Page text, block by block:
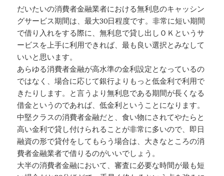
だいたいの消費者金融業者における無利息のキャッシン
グサービス期間は、最大30日程度です。非常に短い期間
で借り入れをする際に、無利息で貸し出しＯＫというサ
ービスを上手に利用できれば、最も良い選択とみなして
いいと思います。
あらゆる消費者金融が高水準の金利設定となっているの
ではなく、場合に応じて銀行よりもっと低金利で利用で
きたりします。と言うより無利息である期間が長くなる
借金というのであれば、低金利ということになります。
中堅クラスの消費者金融だと、食い物にされてやたらと
高い金利で貸し付けられることが非常に多いので、即日
融資の形で貸付をしてもらう場合は、大きなところの消
費者金融業者で借りるのがいいでしょう。
大半の消費者金融において、審査に必要な時間が最も短